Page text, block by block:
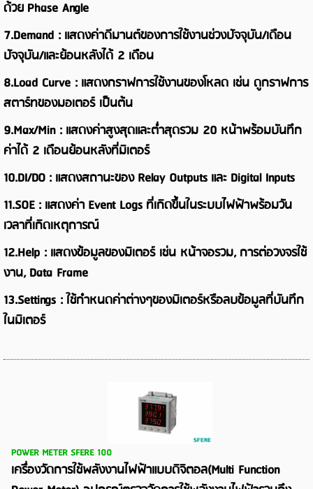
ด้วยPhase Angle
7.Demand : แสดงค่าดีมานต์ของการใช้งานช่วงปัจจุบัน/เดือน
ปัจจุบัน/และย้อนหลังได้ 2 เดือน
8.Load Curve : แสดงกราฟการใช้งานของโหลด เช่น ดูกราฟการ
สตาร์ทของมอเตอร์ เป็นต้น
9.Max/Min : แสดงค่าสูงสุดและต่ำสุดรวม 20 หน้าพร้อมบันทึก
ค่าได้ 2 เดือนย้อนหลังที่มิเตอร์
10.DI/DO : แสดงสถานะของRelay Outputs และDigital Inputs
11.SOE : แสดงค่าEvent Logs ที่เกิดขึ้นในระบบไฟฟ้าพร้อมวัน
เวลาที่เกิดเหตุการณ์
12.Help : แสดงข้อมูลของมิเตอร์ เช่น หน้าจอรวม,การต่อวงจรใช้
งาน, Data Frame
13.Settings :ใช้กำหนดค่าต่างๆของมิเตอร์หรือลบข้อมูลที่บันทึก
ในมิเตอร์
POWER METER SFERE 100
เครื่องวัดการใช้พลังงานไฟฟ้าแบบดิจิตอล(Multi Function